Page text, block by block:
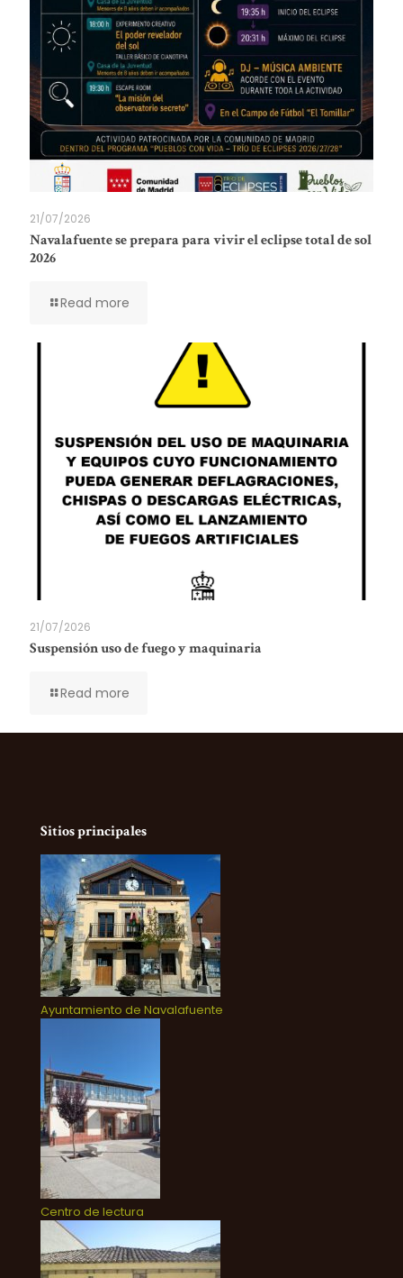
21/07/2026
Navalafuente se prepara para vivir el eclipse total de sol
2026
Read more
21/07/2026
Suspensión uso de fuego y maquinaria
Read more
Sitios principales
Ayuntamiento de Navalafuente
Centro de lectura